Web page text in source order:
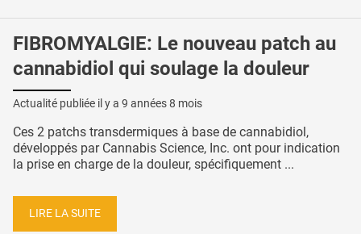
FIBROMYALGIE: Le nouveau patch au
cannabidiol qui soulage la douleur
Actualité publiée il y a 9 années 8 mois
Ces 2 patchs transdermiques à base de cannabidiol,
développés par Cannabis Science, Inc. ont pour indication
la prise en charge de la douleur, spécifiquement ...
LIRE LA SUITE